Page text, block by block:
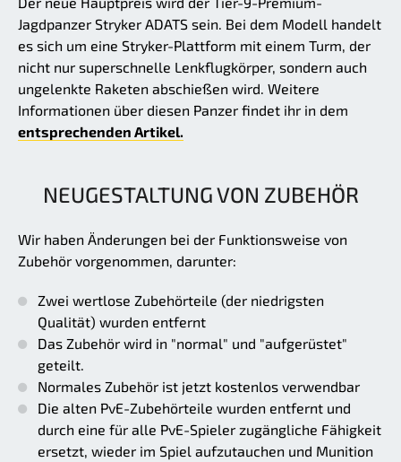
Jagdpanzer Stryker ADATS sein. Bei dem Modell handelt
es sich um eine Stryker-Plattform mit einem Turm, der
nicht nur superschnelle Lenkflugkörper, sondern auch
ungelenkte Raketen abschießen wird. Weitere
Informationen über diesen Panzer findet ihr in dem
entsprechenden Artikel.
NEUGESTALTUNG VON ZUBEHÖR
Wir haben Änderungen bei der Funktionsweise von
Zubehör vorgenommen, darunter:
Zwei wertlose Zubehörteile (der niedrigsten
Qualität) wurden entfernt
Das Zubehör wird in "normal" und "aufgerüstet"
geteilt.
Normales Zubehör ist jetzt kostenlos verwendbar
Die alten PvE-Zubehörteile wurden entfernt und
durch eine für alle PvE-Spieler zugängliche Fähigkeit
ersetzt, wieder im Spiel aufzutauchen und Munition